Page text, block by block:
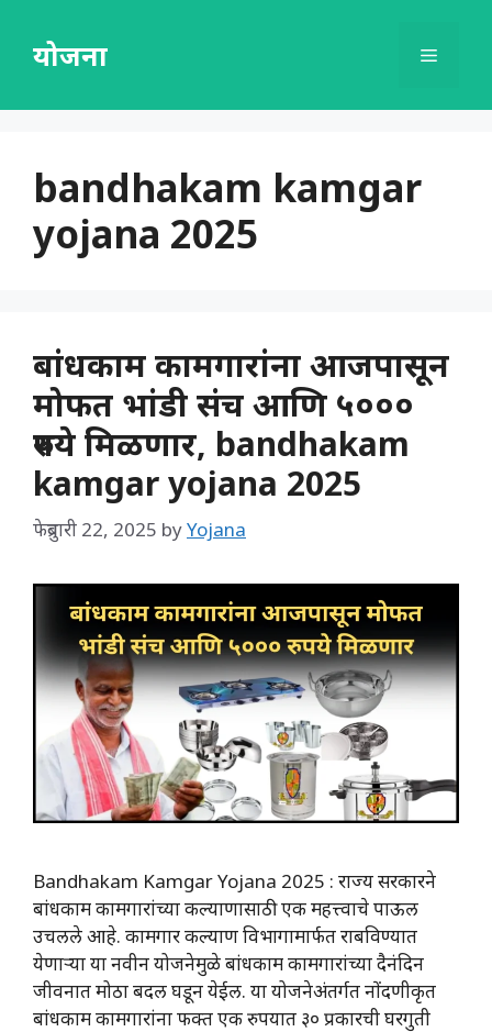
contentयोजना Menu
bandhakam kamgar
yojana 2025
बांधकाम कामगारांना आजपासून
मोफत भांडी संच आणि ५०००
रुपये मिळणार, bandhakam
kamgar yojana 2025
फेब्रुवारी 22, 2025 byYojana
Bandhakam Kamgar Yojana 2025 : राज्य सरकारने
बांधकाम कामगारांच्या कल्याणासाठी एक महत्त्वाचे पाऊल
उचलले आहे. कामगार कल्याण विभागामार्फत राबविण्यात
येणाऱ्या या नवीन योजनेमुळे बांधकाम कामगारांच्या दैनंदिन
जीवनात मोठा बदल घडून येईल. या योजनेअंतर्गत नोंदणीकृत
बांधकाम कामगारांना फक्त एक रुपयात ३० प्रकारची घरगुती